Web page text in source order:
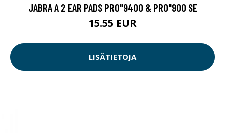
JABRA A 2 EAR PADS PRO"9400 & PRO"900 SE
15.55 EUR
LISÄTIETOJA